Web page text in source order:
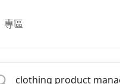
專區